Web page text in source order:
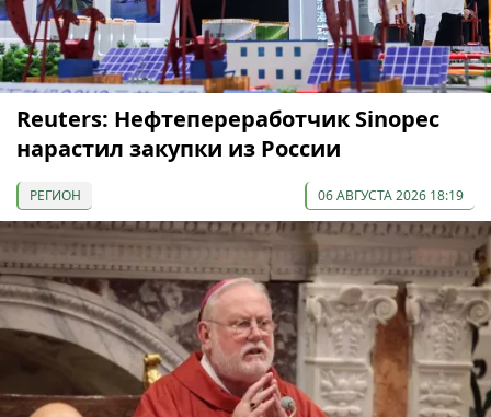
Reuters: Нефтепереработчик Sinopec
нарастил закупки из России
РЕГИОН 06 АВГУСТА 2026 18:19